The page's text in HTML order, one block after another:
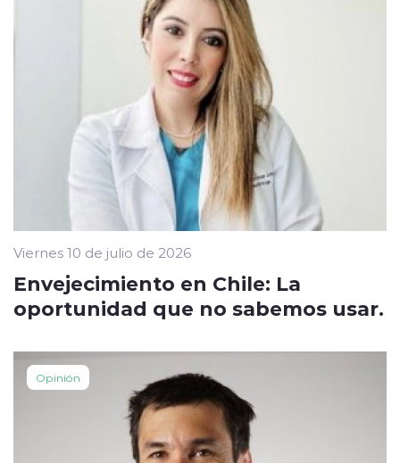
Viernes 10 de julio de 2026
Envejecimiento en Chile: La
oportunidad que no sabemos usar.
Opinión